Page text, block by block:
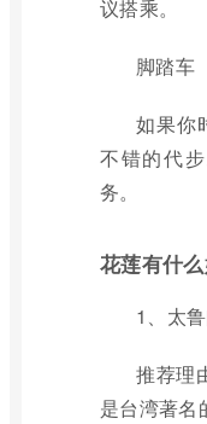
议搭乘。
脚踏车
如果你
不错的代
务。
花莲有什
1、太
推荐理
是台湾著名